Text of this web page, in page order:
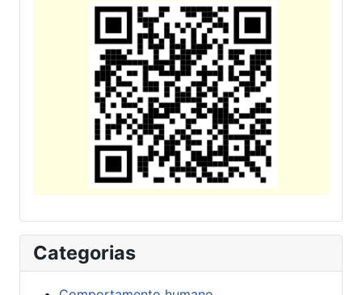
Categorias